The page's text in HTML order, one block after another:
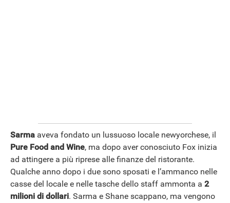
Sarma aveva fondato un lussuoso locale newyorchese, il
Pure Food and Wine, ma dopo aver conosciuto Fox inizia
ad attingere a più riprese alle finanze del ristorante.
Qualche anno dopo i due sono sposati e l’ammanco nelle
casse del locale e nelle tasche dello staff ammonta a 2
milioni di dollari. Sarma e Shane scappano, ma vengono